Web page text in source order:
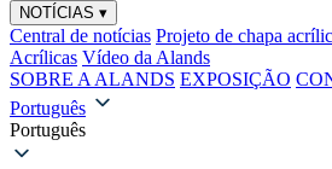
NOTÍCIAS ▾
Central de notícias Projeto de chapa
Acrílicas Vídeo da Alands
SOBRE A ALANDS EXPOSIÇÃO
Português
Português